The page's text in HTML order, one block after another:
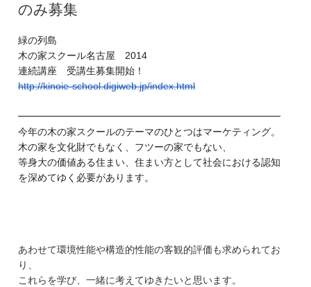
のみ募集
緑の列島
木の家スクール名古屋 2014
連続講座 受講生募集開始！
http://kinoie-school.digiweb.jp/index.html
━━━━━━━━━━━━━━━━━━━━━━━━━━━
今年の木の家スクールのテーマのひとつはマーケティング。
木の家を文化財でもなく、フツーの家でもない、
等身大の価値ある住まい、住まい方として社会における認知
を深めてゆく必要があります。
あわせて環境性能や構造的性能の客観的評価も求められてお
り、
これらを学び、一緒に考えてゆきたいと思います。